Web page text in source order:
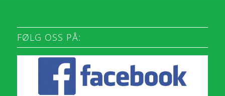
FØLG OSS PÅ: